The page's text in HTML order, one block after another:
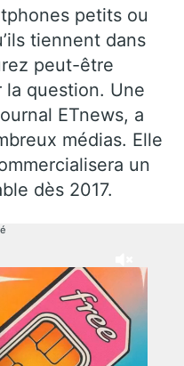
petits ou
tiennent dans
peut-être
question. Une
ETnews, a
médias. Elle
un
dès 2017.